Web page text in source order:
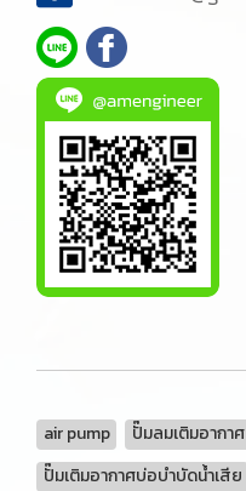
air pump ปั๊มลมเติมอากาศ
ปั๊มเติมอากาศบ่อบำบัดน้ำเสีย